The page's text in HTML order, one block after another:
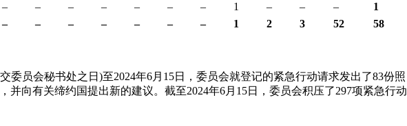
– – – – – – – 1 – – –
1
– – – – – – – 1 2 3 52 58
委员会秘书处之日)至2024年6月15日，委员会就登记的紧急行动请求发出了83份照
并向有关缔约国提出新的建议。截至2024年6月15日，委员会积压了297项紧急行动